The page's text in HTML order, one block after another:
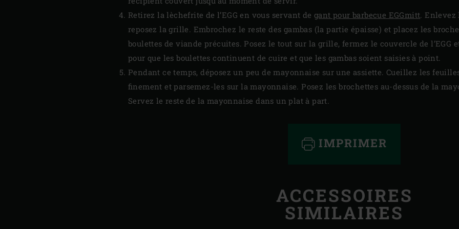
Retirez la lèchefrite de l’EGG en vous servant de gant pour barbecue EGGmitt. Enlevez
reposez la grille. Embrochez le reste des gambas (la partie épaisse) et placez les
boulettes de viande précuites. Posez le tout sur la grille, fermez le couvercle de
pour que les boulettes continuent de cuire et que les gambas soient saisies à point.
Pendant ce temps, déposez un peu de mayonnaise sur une assiette. Cueillez les
finement et parsemez-les sur la mayonnaise. Posez les brochettes au-dessus de la
Servez le reste de la mayonnaise dans un plat à part.
IMPRIMER
ACCESSOIRES
SIMILAIRES